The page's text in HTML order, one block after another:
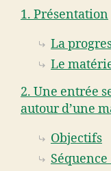
1. Présentation
La
Le
2. Une entrée
autour d’une
Objectifs